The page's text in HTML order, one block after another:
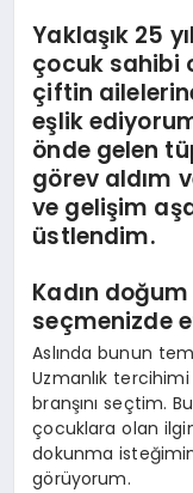
Yaklaşık 25
çocuk sahibi
çiftin
eşlik
önde gelen
görev aldım
ve gelişim
üstlendim.
Kadın
seçmenizde
Aslında bunun
Uzmanlık
branşını seçtim.
çocuklara olan
dokunma
görüyorum.